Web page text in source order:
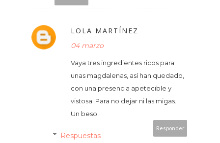
LOLA MARTÍNEZ
04 marzo
Vaya tres ingredientes ricos para
unas magdalenas, así han quedado,
con una presencia apetecible y
vistosa. Para no dejar ni las migas.
Un beso
Responder
Respuestas